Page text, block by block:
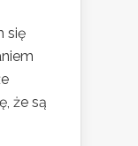
się
że są